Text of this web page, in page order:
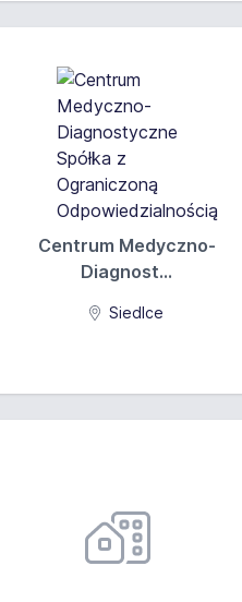
Centrum Medyczno-
Diagnost...
Siedlce